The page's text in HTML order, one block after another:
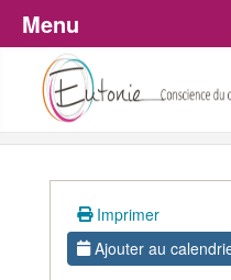
Imprimer
Ajouter au
Menu